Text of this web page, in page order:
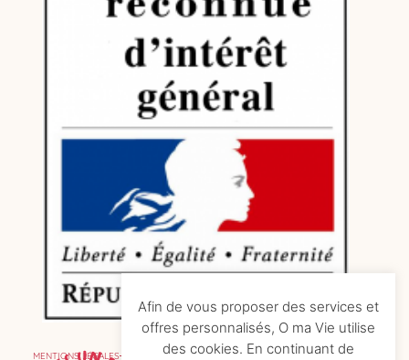
MENTIONS LÉGALES
Afin de vous proposer des services et
offres personnalisés, O ma Vie utilise
des cookies. En continuant de